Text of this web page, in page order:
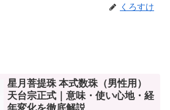
くろすけ
星月菩提珠 本式数珠（男性用）
天台宗正式｜意味・使い心地・経
年変化を徹底解説